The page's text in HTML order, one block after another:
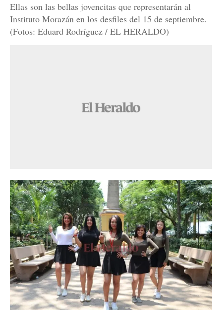
Ellas son las bellas jovencitas que representarán al
Instituto Morazán en los desfiles del 15 de septiembre.
(Fotos: Eduard Rodríguez / EL HERALDO)